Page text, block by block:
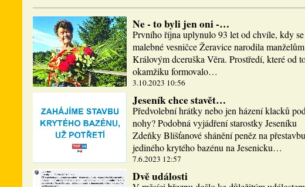
Ne - to byli jen oni -…
Prvního října uplynulo 93 let od chvíle, kdy
malebné vesničce Žeravice narodila manželům
Královým dceruška Věra. Prostředí, které od
okamžiku formovalo…
3.10.2023 10:56
Jeseník chce stavět…
Předvolební hrátky nebo jen házení klacků pod
nohy? Podobná vyjádření starostky Jeseníku
Zdeňky Blišťanové shánění peněz na přestavbu
jediného krytého bazénu na Jesenicku…
7.6.2023 12:57
Dvě události